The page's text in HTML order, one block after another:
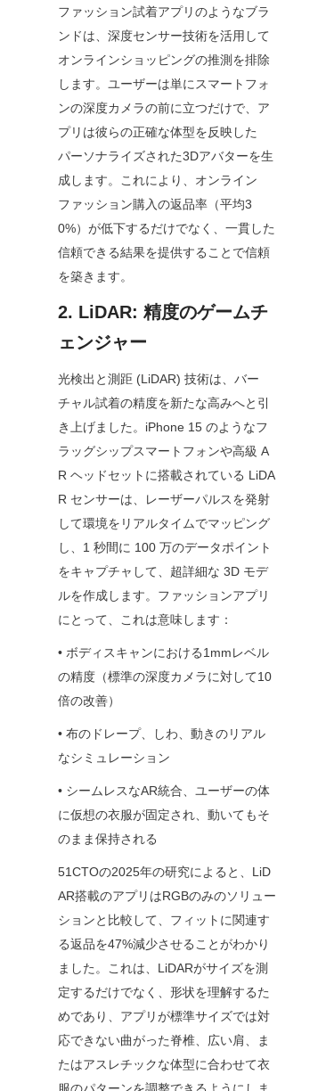
ファッション試着アプリのようなブラ
ンドは、深度センサー技術を活用して
オンラインショッピングの推測を排除
します。ユーザーは単にスマートフォ
ンの深度カメラの前に立つだけで、ア
プリは彼らの正確な体型を反映した
パーソナライズされた3Dアバターを生
成します。これにより、オンライン
ファッション購入の返品率（平均3
0%）が低下するだけでなく、一貫した
信頼できる結果を提供することで信頼
を築きます。
2. LiDAR: 精度のゲームチ
ェンジャー
光検出と測距 (LiDAR) 技術は、バー
チャル試着の精度を新たな高みへと引
き上げました。iPhone 15 のようなフ
ラッグシップスマートフォンや高級 A
R ヘッドセットに搭載されている LiDA
R センサーは、レーザーパルスを発射
して環境をリアルタイムでマッピング
し、1 秒間に 100 万のデータポイント
をキャプチャして、超詳細な 3D モデ
ルを作成します。ファッションアプリ
にとって、これは意味します：
• ボディスキャンにおける1mmレベル
の精度（標準の深度カメラに対して10
倍の改善）
• 布のドレープ、しわ、動きのリアル
なシミュレーション
• シームレスなAR統合、ユーザーの体
に仮想の衣服が固定され、動いてもそ
のまま保持される
51CTOの2025年の研究によると、LiD
AR搭載のアプリはRGBのみのソリュー
ションと比較して、フィットに関連す
る返品を47%減少させることがわかり
ました。これは、LiDARがサイズを測
定するだけでなく、形状を理解するた
めであり、アプリが標準サイズでは対
応できない曲がった脊椎、広い肩、ま
たはアスレチックな体型に合わせて衣